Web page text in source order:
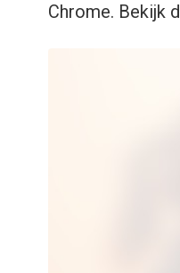
Chrome. Bekijk